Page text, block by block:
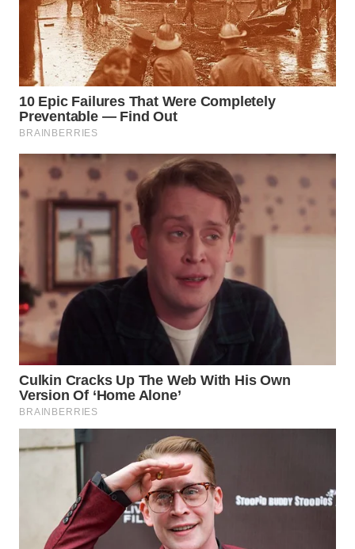
WN
KARO
WN
SIMALUNGUN
WN
WN
TAPANULI
SERDANG
WN
TEBING
TINGGI
WN
PAKPAK
KARAWANG
BEKASI